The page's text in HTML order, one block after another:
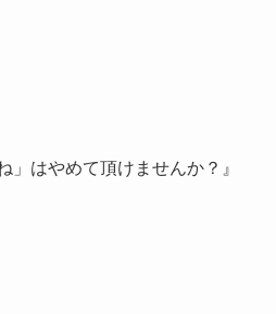
」はやめて頂けませんか？』